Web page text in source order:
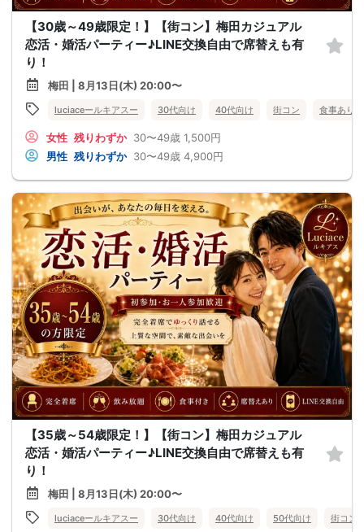
【30歳～49歳限定！】【街コン】梅田カジュアル
恋活・婚活パーティー♪LINE交換自由で席替えも有
り！
梅田 | 8月13日(木) 20:00〜
luciaceールキアスー 30代向け 40代向け 街コン 食事あり
女性 残りわずか 30〜49歳 1,500円
男性 残りわずか 30〜49歳 4,900円
【35歳～54歳限定！】【街コン】梅田カジュアル
恋活・婚活パーティー♪LINE交換自由で席替えも有
り！
梅田 | 8月13日(木) 20:00〜
luciaceールキアスー 30代向け 40代向け 50代向け 街コン